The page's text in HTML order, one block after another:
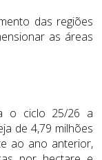
das regiões
as áreas
o ciclo 25/26 a
de 4,79 milhões
ao ano anterior,